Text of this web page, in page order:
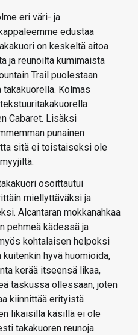
eri väri- ja
edustaa
on keskeltä aitoa
ja reunoilta kumimaista
Trail puolestaan
Kolmas
Cabaret. Lisäksi
punainen
sitä ei toistaiseksi ole
osoittautui
miellyttäväksi ja
Alcantaran mokkanahkaa
pehmeä kädessä ja
kohtalaisen helpoksi
kuitenkin hyvä huomioida,
kerää itseensä likaa,
taskussa ollessaan, joten
kiinnittää erityistä
likaisilla käsillä ei ole
takakuoren reunoja